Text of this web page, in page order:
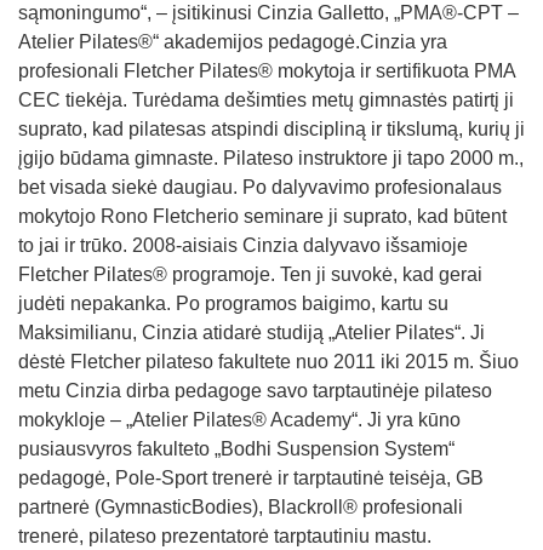
sąmoningumo“, – įsitikinusi Cinzia Galletto, „PMA®-CPT –
Atelier Pilates®“ akademijos pedagogė.Cinzia yra
profesionali Fletcher Pilates® mokytoja ir sertifikuota PMA
CEC tiekėja. Turėdama dešimties metų gimnastės patirtį ji
suprato, kad pilatesas atspindi discipliną ir tikslumą, kurių ji
įgijo būdama gimnaste. Pilateso instruktore ji tapo 2000 m.,
bet visada siekė daugiau. Po dalyvavimo profesionalaus
mokytojo Rono Fletcherio seminare ji suprato, kad būtent
to jai ir trūko. 2008-aisiais Cinzia dalyvavo išsamioje
Fletcher Pilates® programoje. Ten ji suvokė, kad gerai
judėti nepakanka. Po programos baigimo, kartu su
Maksimilianu, Cinzia atidarė studiją „Atelier Pilates“. Ji
dėstė Fletcher pilateso fakultete nuo 2011 iki 2015 m. Šiuo
metu Cinzia dirba pedagoge savo tarptautinėje pilateso
mokykloje – „Atelier Pilates® Academy“. Ji yra kūno
pusiausvyros fakulteto „Bodhi Suspension System“
pedagogė, Pole-Sport trenerė ir tarptautinė teisėja, GB
partnerė (GymnasticBodies), Blackroll® profesionali
trenerė, pilateso prezentatorė tarptautiniu mastu.